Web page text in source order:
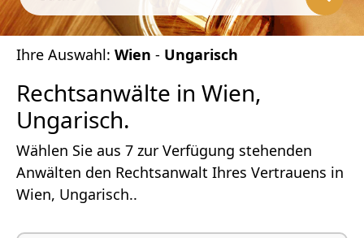
Ihre Auswahl: Wien - Ungarisch
Rechtsanwälte in Wien,
Ungarisch.
Wählen Sie aus 7 zur Verfügung stehenden
Anwälten den Rechtsanwalt Ihres Vertrauens in
Wien, Ungarisch..